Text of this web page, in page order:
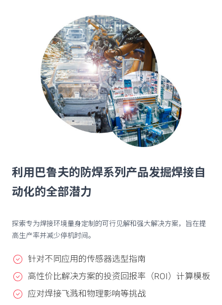
利用巴鲁夫的防焊系列产品发掘焊接自
动化的全部潜力
探索专为焊接环境量身定制的可行见解和强大解决方案，旨在提
高生产率并减少停机时间。
针对不同应用的传感器选型指南
高性价比解决方案的投资回报率（ROI）计算模板
应对焊接飞溅和物理影响等挑战